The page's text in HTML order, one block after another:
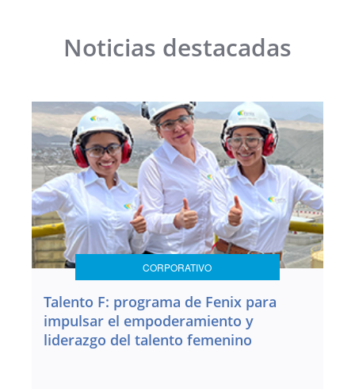
Noticias destacadas
CORPORATIVO
Talento F: programa de Fenix para
impulsar el empoderamiento y
liderazgo del talento femenino